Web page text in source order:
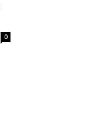
0